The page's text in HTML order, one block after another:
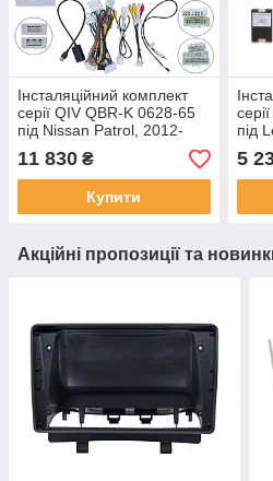
Інсталяційний комплект
серії QIV QBR-K 0628-65
під Nissan Patrol, 2012-
2019 (K3) 9 дюймів
11 830 ₴
Купити
під
5
Акційні пропозиції та